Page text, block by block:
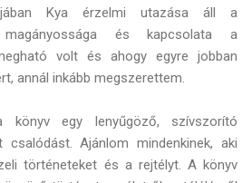
Kya érzelmi utazása áll a
és kapcsolata a
volt és ahogy egyre jobban
annál inkább megszerettem.
könyv egy lenyűgöző, szívszorító
Ajánlom mindenkinek, aki
történeteket és a rejtélyt. A könyv